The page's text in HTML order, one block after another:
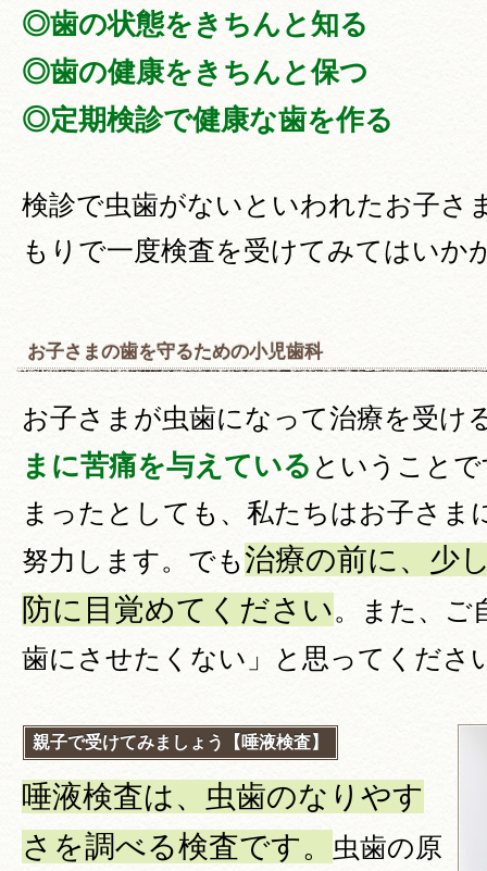
◎歯の状態をきちんと知る
◎歯の健康をきちんと保つ
◎定期検診で健康な歯を作る
検診で虫歯がないといわれたお子さ
もりで一度検査を受けてみてはいか
お子さまの歯を守るための小児歯科
お子さまが虫歯になって治療を受け
まに苦痛を与えている ということ
まったとしても、私たちはお子さま
努力します。でも治療の前に、少
防に目覚めてください。また、ご
歯にさせたくない」と思ってくださ
親子で受けてみましょう【唾液検査】
唾液検査は、虫歯のなりやす
さを調べる検査です。
虫歯の原